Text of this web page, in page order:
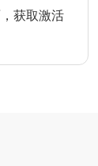
获取激活